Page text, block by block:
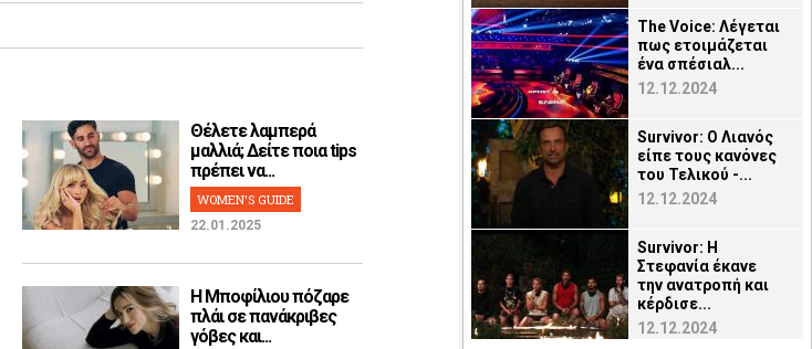
Θέλετε λαμπερά
μαλλιά; Δείτε ποια tips
πρέπει να...
WOMEN'S GUIDE
22.01.2025
H Μποφίλιου πόζαρε
πλάι σε πανάκριβες
γόβες και...
The Voice: Λέγεται
πως ετοιμάζεται
ένα σπέσιαλ...
12.12.2024
Survivor: Ο Λιανός
είπε τους κανόνες
του Τελικού -...
12.12.2024
Survivor: Η
Στεφανία έκανε
την ανατροπή και
κέρδισε...
12.12.2024